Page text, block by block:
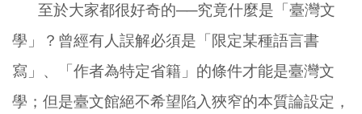
至於大家都很好奇的──究竟什麼是「臺灣文
學」？曾經有人誤解必須是「限定某種語言書
寫」、「作者為特定省籍」的條件才能是臺灣文
學；但是臺文館絕不希望陷入狹窄的本質論設定，